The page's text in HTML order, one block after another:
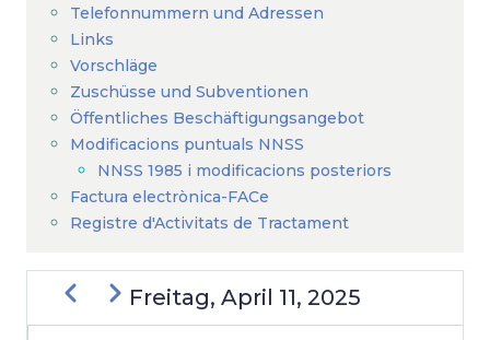
Telefonnummern und Adressen
Links
Vorschläge
Zuschüsse und Subventionen
Öffentliches Beschäftigungsangebot
Modificacions puntuals NNSS
NNSS 1985 i modificacions posteriors
Factura electrònica-FACe
Registre d'Activitats de Tractament
Freitag, April 11, 2025
ZurückWeiter